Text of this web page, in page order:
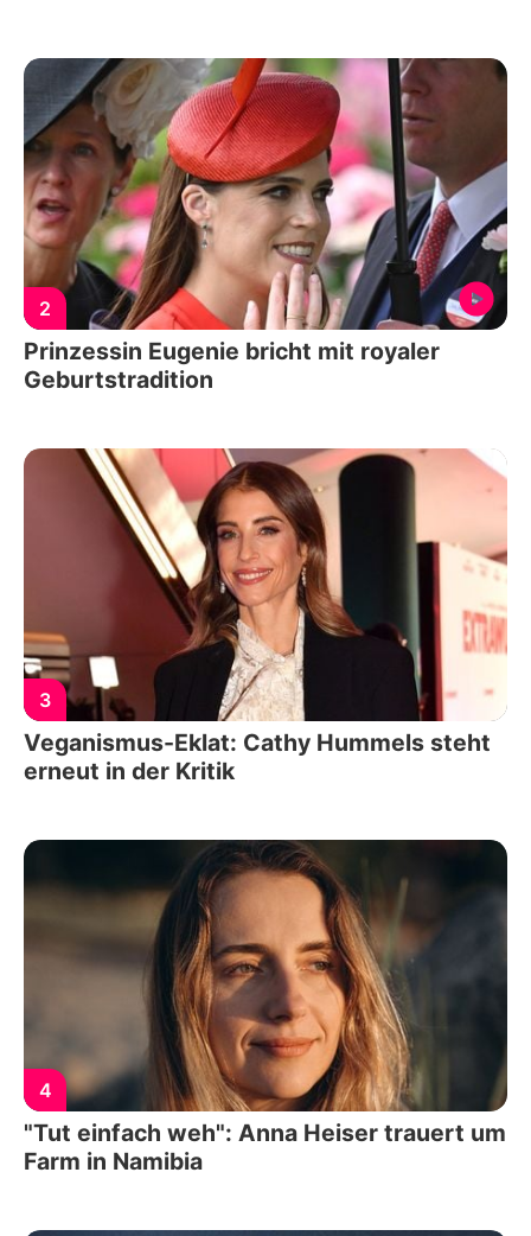
2
Prinzessin Eugenie bricht mit royaler
Geburtstradition
3
Veganismus-Eklat: Cathy Hummels steht
erneut in der Kritik
4
"Tut einfach weh": Anna Heiser trauert um
Farm in Namibia